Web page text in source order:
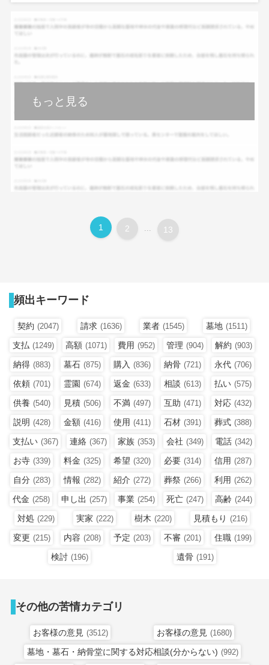
もっと見る
1 2 ... 13
頻出キーワード
契約 (2047) 請求 (1636) 業者 (1545) 墓地 (1511)
支払 (1249) 高額 (1071) 費用 (952) 管理 (904) 解約 (903)
納得 (883) 墓石 (875) 購入 (836) 納骨 (721) 永代 (706)
依頼 (701) 霊園 (674) 返金 (633) 相談 (613) 払い (575)
供養 (540) 見積 (506) 不満 (497) 互助 (471) 対応 (432)
説明 (428) 金額 (416) 使用 (411) 石材 (391) 葬式 (388)
支払い (367) 連絡 (367) 家族 (353) 会社 (349) 電話 (342)
お寺 (339) 料金 (325) 希望 (320) 必要 (314) 信用 (287)
自分 (283) 情報 (282) 紹介 (272) 葬祭 (266) 利用 (262)
代金 (258) 申し出 (257) 事業 (254) 死亡 (247) 高齢 (244)
対処 (229) 実家 (222) 樹木 (220) 見積もり (216)
変更 (215) 内容 (208) 予定 (203) 不審 (201) 住職 (199)
検討 (196) 遺骨 (191)
その他の苦情カテゴリ
お客様の意見 (3512) お客様の意見 (1680)
墓地・墓石・納骨堂に関する対応相談(分からない) (992)